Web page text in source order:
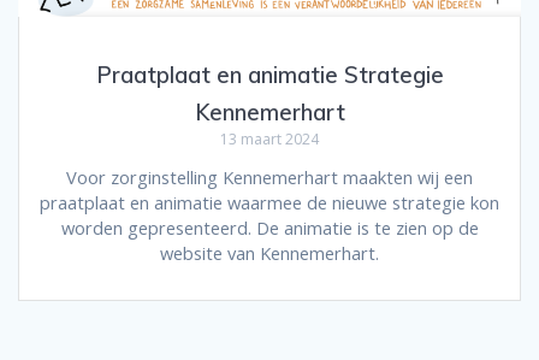
Praatplaat en animatie Strategie
Kennemerhart
13 maart 2024
Voor zorginstelling Kennemerhart maakten wij een
praatplaat en animatie waarmee de nieuwe strategie kon
worden gepresenteerd. De animatie is te zien op de
website van Kennemerhart.